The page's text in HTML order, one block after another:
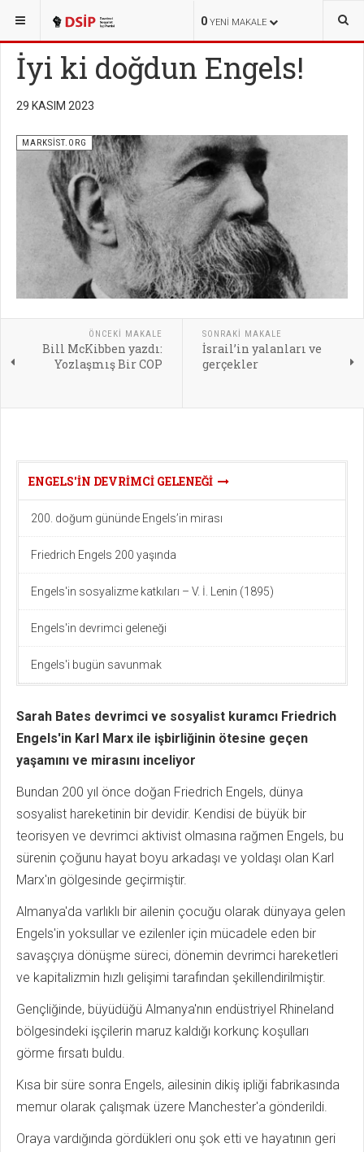
0 YENI MAKALE
BURADASINIZ: YAYINLAR MARKSİST.ORG
İyi ki doğdun Engels!
29 KASIM 2023
MARKSİST.ORG
ÖNCEKI MAKALE
Bill McKibben yazdı:
Yozlaşmış Bir COP
SONRAKI MAKALE
İsrail’in yalanları ve
gerçekler
ENGELS'IN DEVRIMCI GELENEĞI
200. doğum gününde Engels’in mirası
Friedrich Engels 200 yaşında
Engels'in sosyalizme katkıları – V. İ. Lenin (1895)
Engels'in devrimci geleneği
Engels'i bugün savunmak
Sarah Bates devrimci ve sosyalist kuramcı Friedrich
Engels'in Karl Marx ile işbirliğinin ötesine geçen
yaşamını ve mirasını inceliyor
Bundan 200 yıl önce doğan Friedrich Engels, dünya
sosyalist hareketinin bir devidir. Kendisi de büyük bir
teorisyen ve devrimci aktivist olmasına rağmen Engels, bu
sürenin çoğunu hayat boyu arkadaşı ve yoldaşı olan Karl
Marx'ın gölgesinde geçirmiştir.
Almanya'da varlıklı bir ailenin çocuğu olarak dünyaya gelen
Engels'in yoksullar ve ezilenler için mücadele eden bir
savaşçıya dönüşme süreci, dönemin devrimci hareketleri
ve kapitalizmin hızlı gelişimi tarafından şekillendirilmiştir.
Gençliğinde, büyüdüğü Almanya'nın endüstriyel Rhineland
bölgesindeki işçilerin maruz kaldığı korkunç koşulları
görme fırsatı buldu.
Kısa bir süre sonra Engels, ailesinin dikiş ipliği fabrikasında
memur olarak çalışmak üzere Manchester'a gönderildi.
Oraya vardığında gördükleri onu şok etti ve hayatının geri